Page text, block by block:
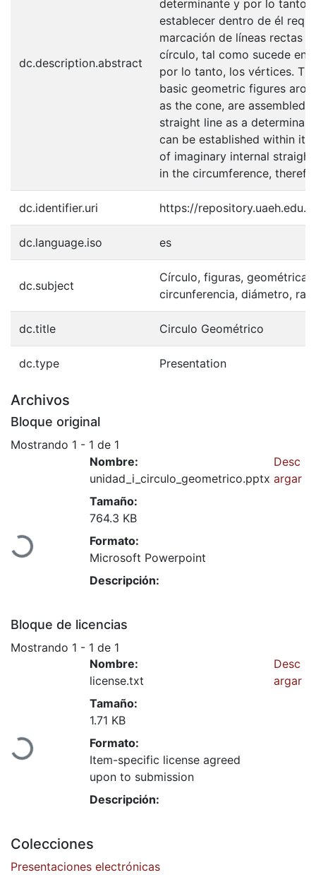
dc.description.abstract
determinante y por lo tanto
establecer dentro de él
marcación de líneas rectas
círculo, tal como sucede en
por lo tanto, los vértices.
basic geometric figures
as the cone, are
straight line as a
can be established within it
of imaginary internal
in the circumference,
dc.identifier.uri https://
dc.language.iso es
dc.subject
Círculo, figuras,
circunferencia, diámetro,
dc.title Circulo Geométrico
dc.type Presentation
Archivos
Bloque original
Mostrando 1 - 1 de 1
Cargando...
Nombre:
unidad_i_circulo_geometrico.pptx
Tamaño:
764.3 KB
Formato:
Microsoft Powerpoint
Descripción:
Desc
argar
Bloque de licencias
Mostrando 1 - 1 de 1
Cargando...
Nombre:
license.txt
Tamaño:
1.71 KB
Formato:
Item-specific license agreed
upon to submission
Descripción:
Desc
argar
Colecciones
Presentaciones electrónicas